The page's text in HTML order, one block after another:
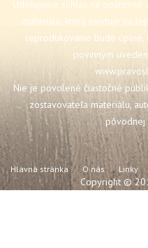
Udeľujeme súhlas na opätovné
materiálu, ktorý existuje na
reprodukovanie bude úplné,
povinným
Nie je povolené čiastočné
zostavovateľa materiálu,
pôvodnej
Hlavná stránka O nás Linky
Copyright ©